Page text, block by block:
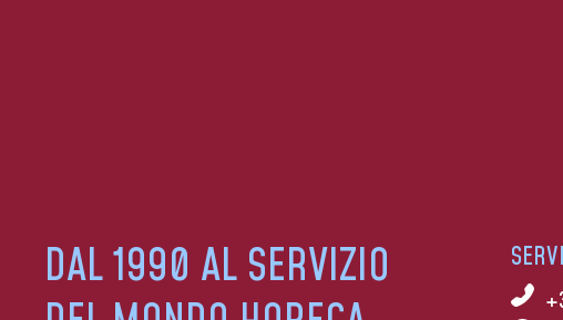
DAL 1990 AL SERVIZIO